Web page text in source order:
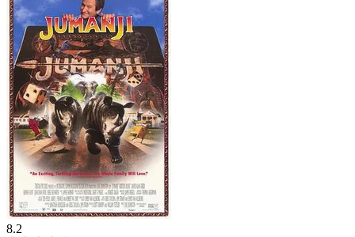
8.2